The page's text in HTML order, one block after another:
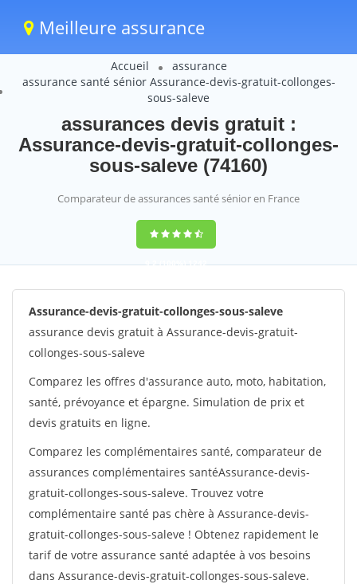
Meilleure assurance
Accueil
assurance
assurance santé sénior Assurance-devis-gratuit-collonges-
sous-saleve
assurances devis gratuit :
Assurance-devis-gratuit-collonges-
sous-saleve (74160)
Comparateur de assurances santé sénior en France
9,2(100%)1242
votes
Assurance-devis-gratuit-collonges-sous-saleve
assurance devis gratuit à Assurance-devis-gratuit-
collonges-sous-saleve
Comparez les offres d'assurance auto, moto, habitation,
santé, prévoyance et épargne. Simulation de prix et
devis gratuits en ligne.
Comparez les complémentaires santé, comparateur de
assurances complémentaires santéAssurance-devis-
gratuit-collonges-sous-saleve. Trouvez votre
complémentaire santé pas chère à Assurance-devis-
gratuit-collonges-sous-saleve ! Obtenez rapidement le
tarif de votre assurance santé adaptée à vos besoins
dans Assurance-devis-gratuit-collonges-sous-saleve.